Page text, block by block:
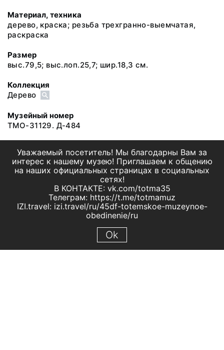
Материал, техника
дерево, краска; резьба трехгранно-выемчатая,
раскраска
Размер
выс.79,5; выс.лоп.25,7; шир.18,3 см.
Коллекция
Дерево
Музейный номер
ТМО-31129. Д-484
Уважаемый посетитель! Мы благодарны Вам за
интерес к нашему музею! Приглашаем к общению
на наших официальных страницах в социальных
сетях!
В КОНТАКТЕ: vk.com/totma35
Телеграм: https://t.me/totmamuz
IZI.travel: izi.travel/ru/45df-totemskoe-muzeynoe-
obedinenie/ru
Ok